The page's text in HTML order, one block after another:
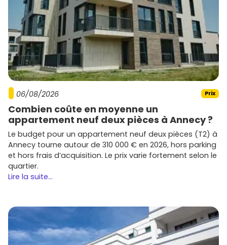
€/m².
Évolution récente: sur5 ans , la Côte Fleurie a
globalement progressé, portée par la rareté, le retour
des week-ends mer et les résidences secondaires. À
Deauville, une hausse cumulée d'environ+20 % à +35
%selon le secteur est fréquemment constatée, avec
des primes plus fortes sur les biens avec vue et
extérieur.
Ce qui se loue le mieux
3 pièces
avec balcon/terrasse, parking et bonne desserte.
Pour le meublé saisonnier, vise la proximité
plage/casino ou leport. Pour le long terme, regarde
Saint-Arnoult
Touques
(commodités et écoles).
Tendances de recherche: extérieurs privés,
prestations durables ( RE 2020
, isolation renforcée),
stationnement sécurisé, celliers pour le matériel de
plage, locaux vélos.
charges. Renseigne-toi aussi sur la
réglementation des
meublés de tourisme
(déclaration en mairie, éventuelles
autorisations) si tu vises la location courte durée.
06/08/2026 Prix
Combien coûte en moyenne un
appartement neuf deux pièces à Annecy ?
Le budget pour un appartement neuf deux pièces (T2) à
Annecy tourne autour de 310 000 € en 2026, hors parking
et hors frais d’acquisition. Le prix varie fortement selon le
quartier.
Lire la suite...